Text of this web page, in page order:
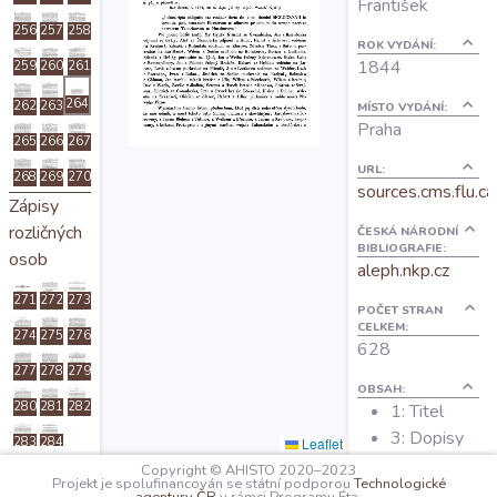
O projektu
Autoři
Nápověda
256 257 258
259 260 261
262 263 264
265 266 267
268 269 270
Zápisy
rozličných
osob
271 272 273
274 275 276
277 278 279
280 281 282
283 284 Leaflet
František
ROK VYDÁNÍ:
1844
MÍSTO VYDÁNÍ:
Praha
URL:
ČESKÁ NÁRODNÍ
BIBLIOGRAFIE:
aleph.nkp.cz
POČET STRAN
CELKEM:
628
OBSAH:
1: Titel
3: Dopisy
Rosenberka
Copyright © AHISTO 2020–2023
Projekt je spolufinancován se státní podporouTechnologické